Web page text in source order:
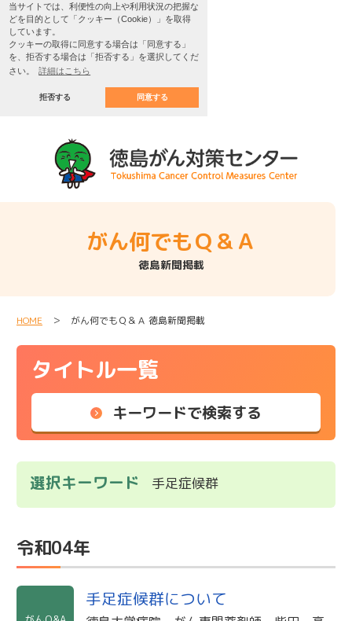
当サイトでは、利便性の向上や利用状況の把握な
どを目的として「クッキー（Cookie）」を取得
しています。
クッキーの取得に同意する場合は「同意する」
を、拒否する場合は「拒否する」を選択してくだ
さい。
詳細はこちら
拒否する 同意する
がん何でもＱ＆Ａ
徳島新聞掲載
HOME ＞ がん何でもＱ＆Ａ 徳島新聞掲載
タイトル一覧
キーワードで検索する
選択キーワード 手足症候群
令和04年
手足症候群について